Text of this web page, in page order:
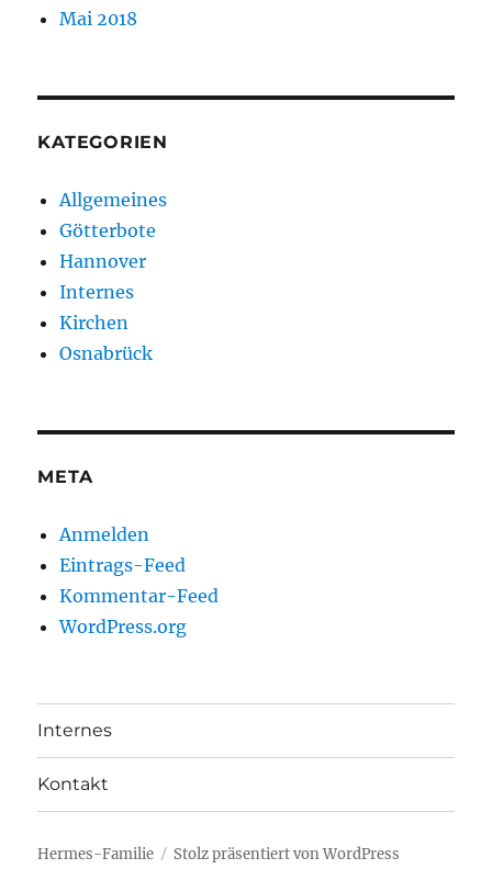
Mai 2018
KATEGORIEN
Allgemeines
Götterbote
Hannover
Internes
Kirchen
Osnabrück
META
Anmelden
Eintrags-Feed
Kommentar-Feed
WordPress.org
Internes
Kontakt
Hermes-Familie Stolz präsentiert von WordPress